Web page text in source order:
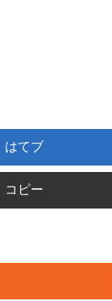
はてブ
コピー